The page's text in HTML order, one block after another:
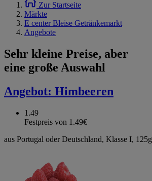
Zur Startseite
Märkte
E center Bleise Getränkemarkt
Angebote
Sehr kleine Preise, aber
eine große Auswahl
Angebot: Himbeeren
1.49
Festpreis von 1.49€
aus Portugal oder Deutschland, Klasse I, 125g